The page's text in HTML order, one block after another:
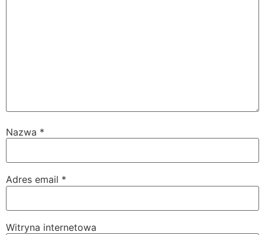
Nazwa *
Adres email *
Witryna internetowa